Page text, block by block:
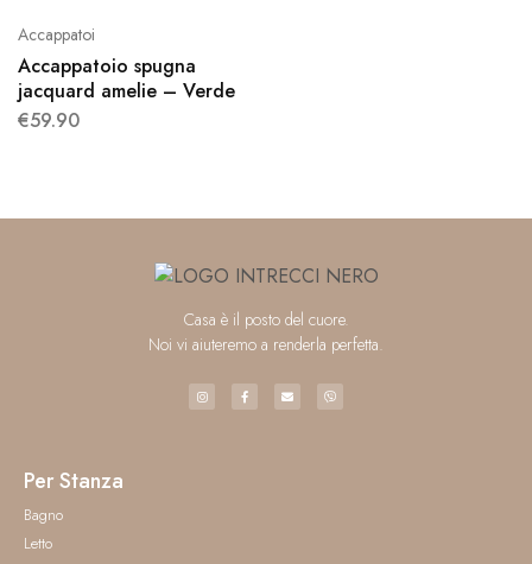
Accappatoi
Accappatoio spugna
jacquard amelie – Verde
€59.90
Casa è il posto del cuore.
Noi vi aiuteremo a renderla perfetta.
Per Stanza
Bagno
Letto